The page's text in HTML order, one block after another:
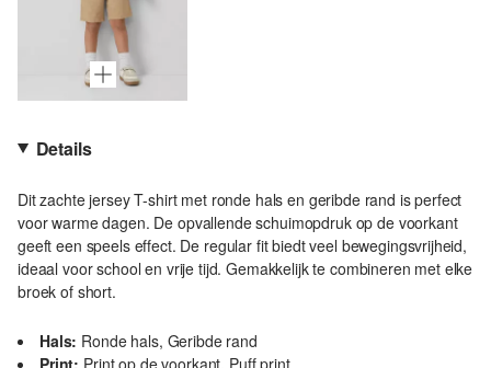
Details
Dit zachte jersey T-shirt met ronde hals en geribde rand is perfect
voor warme dagen. De opvallende schuimopdruk op de voorkant
geeft een speels effect. De regular fit biedt veel bewegingsvrijheid,
ideaal voor school en vrije tijd. Gemakkelijk te combineren met elke
broek of short.
Hals: Ronde hals, Geribde rand
Print: Print op de voorkant, Puff print